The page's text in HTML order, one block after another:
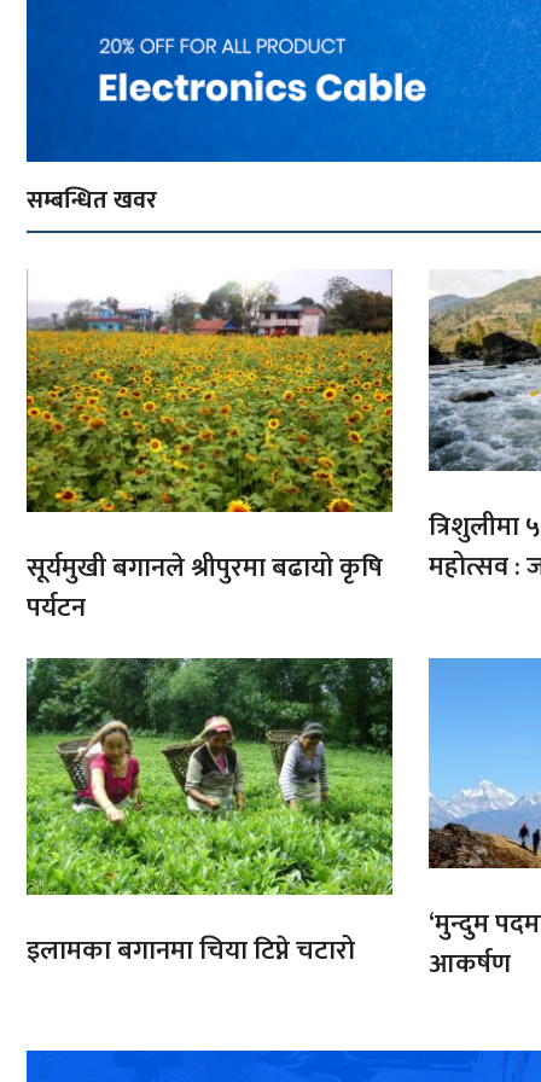
सम्बन्धित खवर
सूर्यमुखी बगानले श्रीपुरमा बढायो कृषि
पर्यटन
त्रिशुलीमा
महोत्सव :
इलामका बगानमा चिया टिप्ने चटारो
‘मुन्दुम
आकर्षण